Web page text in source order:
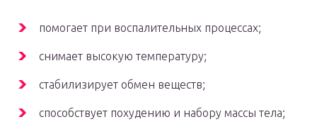
помогает при воспалительных процессах;
снимает высокую температуру;
стабилизирует обмен веществ;
способствует похудению и набору массы тела;